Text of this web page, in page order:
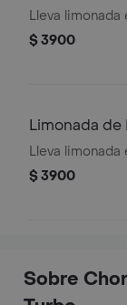
Lleva
$ 3900
Limonada de
Maracuya
Lleva
$ 3900
Sobre